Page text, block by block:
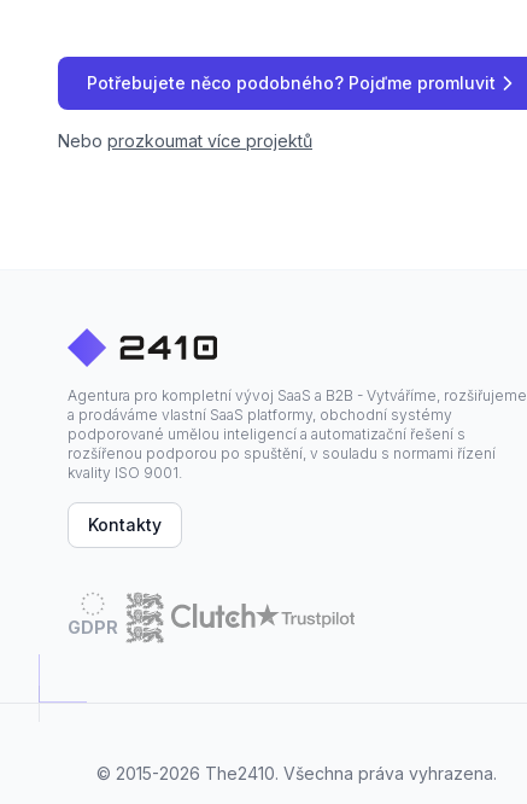
Potřebujete něco podobného? Pojďme promluvit
Nebo prozkoumat více projektů
Agentura pro kompletní vývoj SaaS a B2B - Vytváříme, rozšiřujeme
a prodáváme vlastní SaaS platformy, obchodní systémy
podporované umělou inteligencí a automatizační řešení s
rozšířenou podporou po spuštění, v souladu s normami řízení
kvality ISO 9001.
Kontakty
GDPR
© 2015-2026 The2410. Všechna práva vyhrazena.